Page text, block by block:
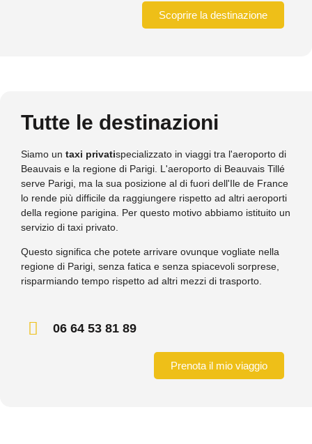
Scoprire la destinazione
Tutte le destinazioni
Siamo un taxi privatispecializzato in viaggi tra l'aeroporto di
Beauvais e la regione di Parigi. L'aeroporto di Beauvais Tillé
serve Parigi, ma la sua posizione al di fuori dell'Ile de France
lo rende più difficile da raggiungere rispetto ad altri aeroporti
della regione parigina. Per questo motivo abbiamo istituito un
servizio di taxi privato.
Questo significa che potete arrivare ovunque vogliate nella
regione di Parigi, senza fatica e senza spiacevoli sorprese,
risparmiando tempo rispetto ad altri mezzi di trasporto.
06 64 53 81 89
Prenota il mio viaggio